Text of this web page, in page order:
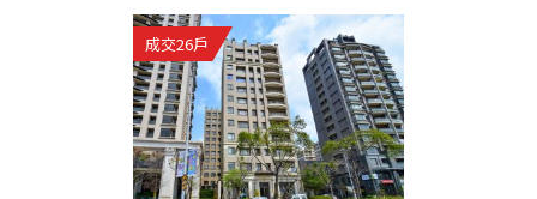
成交26戶